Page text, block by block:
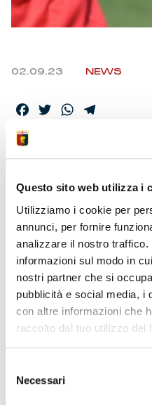
Questo sito web utilizza i
Utilizziamo i cookie per
annunci, per fornire
analizzare il nostro traffico.
informazioni sul modo in
nostri partner che si
pubblicità e social media, i
con altre informazioni che
raccolto dal tuo utilizzo dei
delNecessari
Isolani x Genoa
02.09.23 NEWS
Facebook
TwitterWhatsApp
PRE-
MISTER
L’incontro con i
della seduta di rifinitura al
Signorini.